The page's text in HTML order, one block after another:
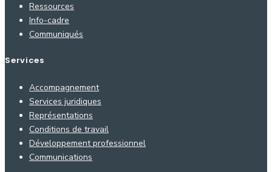
Ressources
Info-cadre
Communiqués
Services
Accompagnement
Services juridiques
Représentations
Conditions de travail
Développement professionnel
Communications